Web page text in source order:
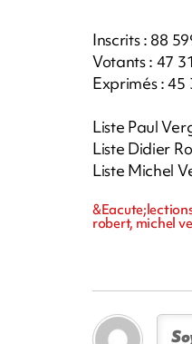
Inscrits : 88
Votants : 47
Exprimés : 45
Liste Paul
Liste Didier
Liste Michel
robert, michel